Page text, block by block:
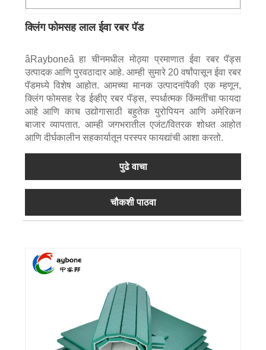
क्लिंग फोमसह लाल ईवा रबर पॅड
âRayboneâ हा चीनमधील मोठ्या प्रमाणात ईवा रबर पॅड्स
उत्पादक आणि पुरवठादार आहे. आम्ही सुमारे 20 वर्षांपासून ईवा रबर
पॅडमध्ये विशेष आहोत. आमच्या मानक उत्पादनांपैकी एक म्हणून,
क्लिंग फोमसह रेड ईव्हीए रबर पॅड्स, स्पर्धात्मक किंमतींचा फायदा
आहे आणि काच उद्योगासाठी बहुतेक युरोपियन आणि अमेरिकन
बाजार व्यापतात. आम्ही जगभरातील एजंट/वितरक शोधत आहोत
आणि दीर्घकालीन सहकार्यातून परस्पर फायद्यांची आशा करतो.
पुढे वाचा
चौकशी पाठवा